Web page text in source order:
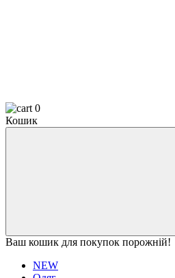
0
Кошик
Ваш кошик для покупок порожній!
NEW